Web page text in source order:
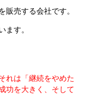
売する会社です。
ます。
れは「継続をやめた
を大きく、そして